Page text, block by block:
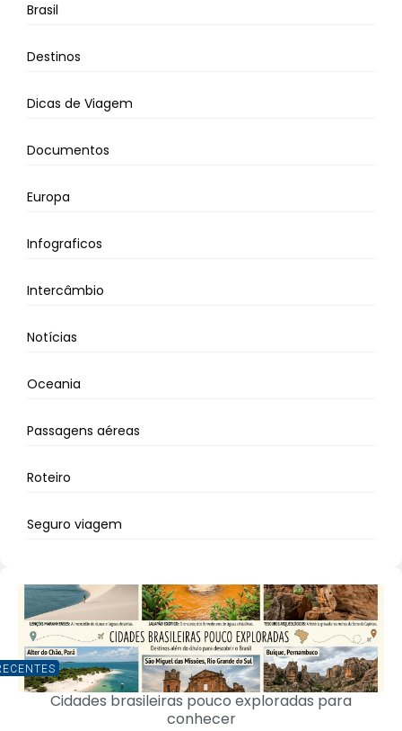
Brasil
Destinos
Dicas de Viagem
Documentos
Europa
Infograficos
Intercâmbio
Notícias
Oceania
Passagens aéreas
Roteiro
Seguro viagem
Cidades brasileiras pouco exploradas para
conhecer